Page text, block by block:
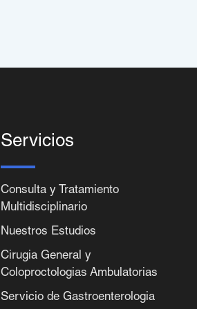
Servicios
Consulta y Tratamiento
Multidisciplinario
Nuestros Estudios
Cirugia General y
Coloproctologias Ambulatorias
Servicio de Gastroenterologia